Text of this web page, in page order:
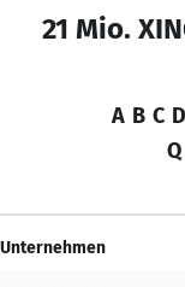
21 Mio.
A B C D
Q
Unternehmen